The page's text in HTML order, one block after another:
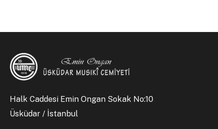
Halk Caddesi Emin Ongan Sokak No:10
Üsküdar / İstanbul